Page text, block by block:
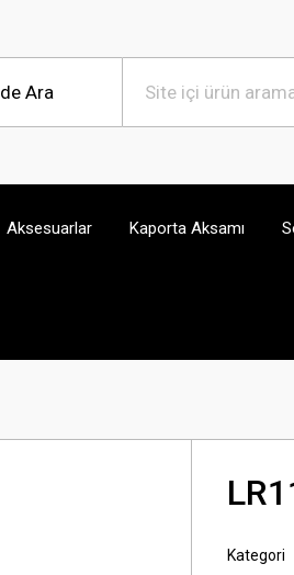
Aksesuarlar Kaporta Aksamı
Kategori